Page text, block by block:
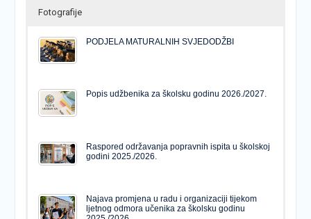
Fotografije
PODJELA MATURALNIH SVJEDODŽBI
Popis udžbenika za školsku godinu 2026./2027.
Raspored održavanja popravnih ispita u školskoj
godini 2025./2026.
Najava promjena u radu i organizaciji tijekom
ljetnog odmora učenika za školsku godinu